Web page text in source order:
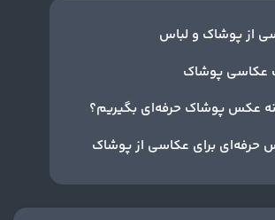
از پوشاک و لباس
عکاسی پوشاک
عکس پوشاک حرفه‌ای بگیریم؟
حرفه‌ای برای عکاسی از پوشاک